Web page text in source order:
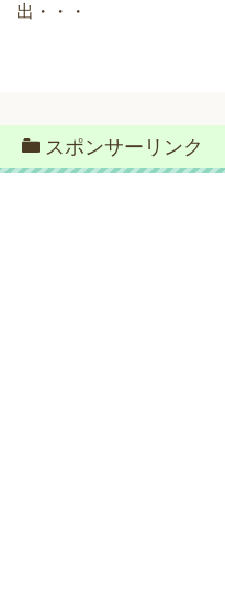
出・・・
スポンサーリンク